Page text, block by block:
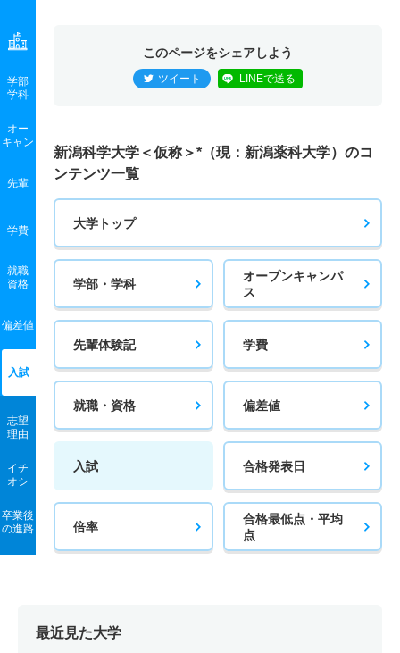
学部
学科
オー
キャン
先輩
学費
就職
資格
偏差値
入試
志望
理由
イチ
オシ
卒業後
の進路
このページをシェアしよう
ツイート LINEで送る
新潟科学大学＜仮称＞*（現：新潟薬科大学）のコ
ンテンツ一覧
大学トップ
学部・学科
オープンキャンパ
ス
先輩体験記 学費
就職・資格 偏差値
入試 合格発表日
倍率
合格最低点・平均
点
最近見た大学